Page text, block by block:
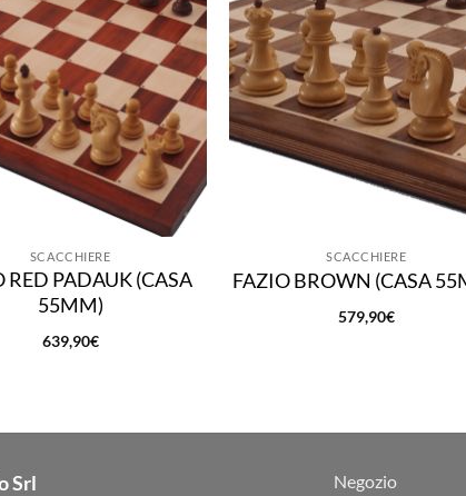
desideri
SCACCHIERE
RED PADAUK (CASA
55MM)
639,90€
SCACCHIERE
FAZIO BROWN (CASA
579,90€
Srl
Negozio